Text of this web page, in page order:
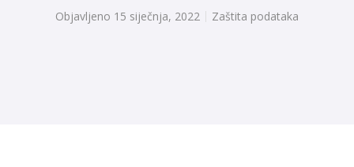
Objavljeno 15 siječnja, 2022 Zaštita podataka